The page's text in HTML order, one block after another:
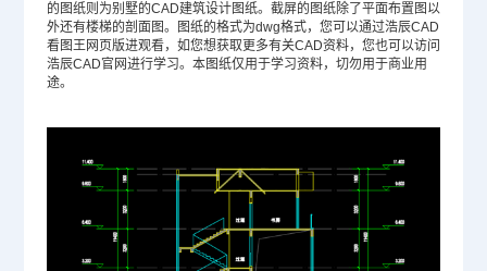
的图纸则为别墅的CAD建筑设计图纸。截屏的图纸除了平面布置图以
外还有楼梯的剖面图。图纸的格式为dwg格式，您可以通过浩辰CAD
看图王网页版进观看，如您想获取更多有关CAD资料，您也可以访问
浩辰CAD官网进行学习。本图纸仅用于学习资料，切勿用于商业用
途。